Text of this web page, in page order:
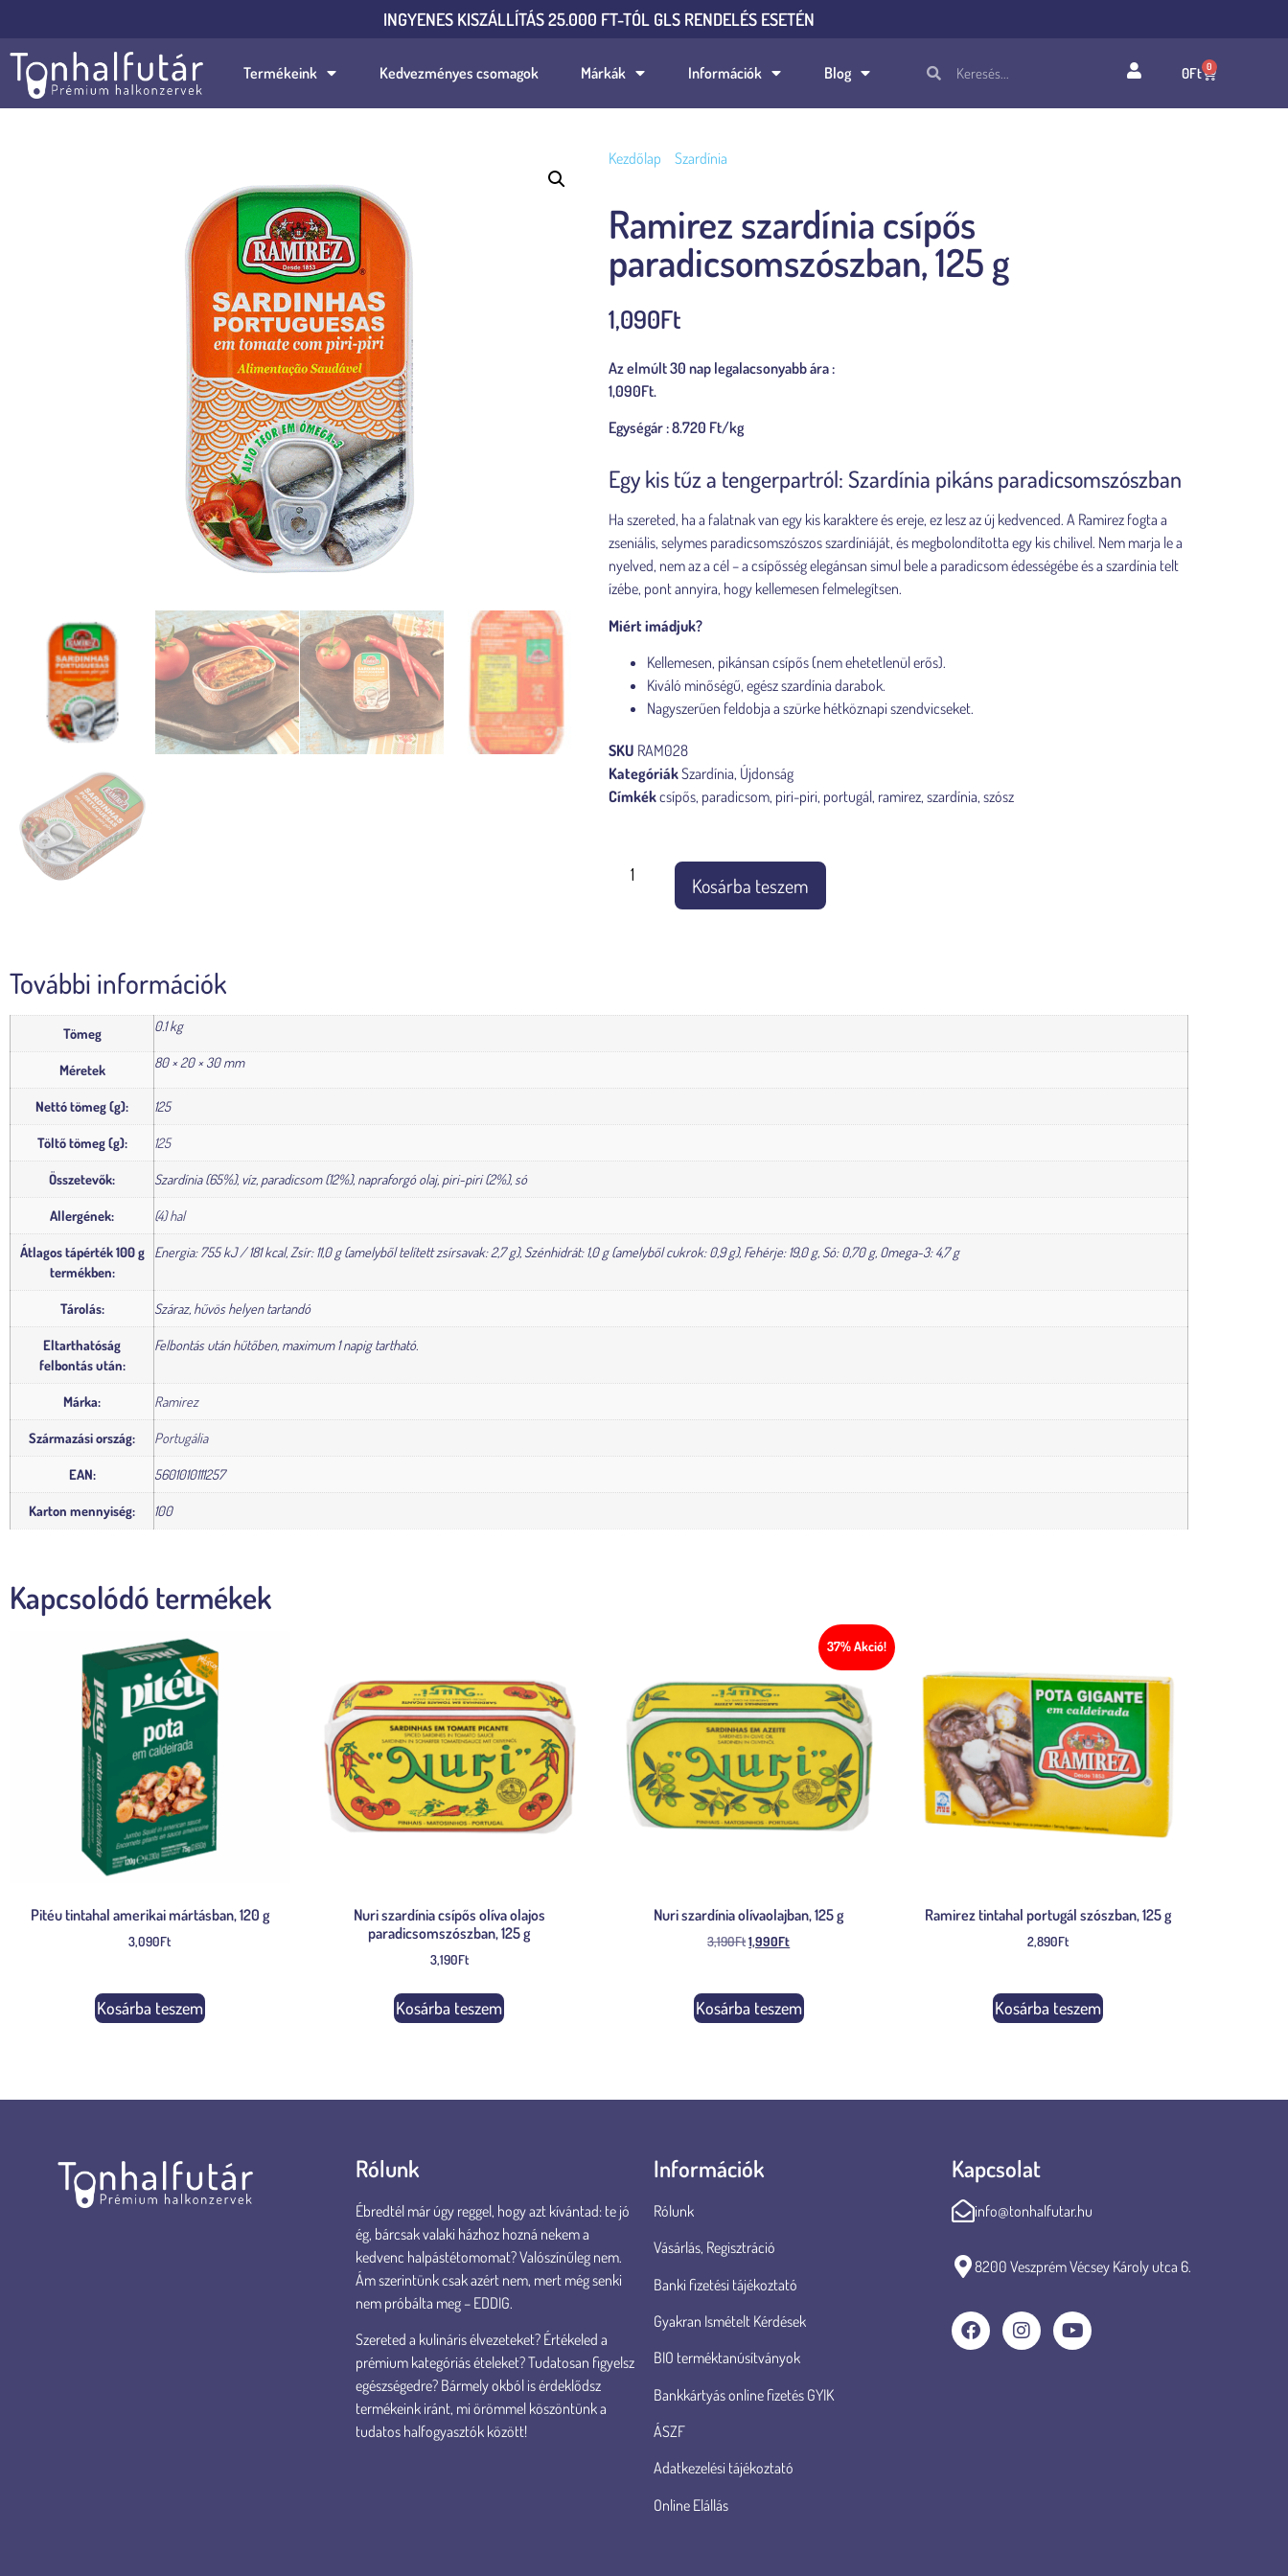
INGYENES KISZÁLLÍTÁS 25.000 FT-TÓL GLS RENDELÉS ESETÉN
Termékeink Kedvezményes csomagok Márkák Információk Blog 0Ft 0
Kezdőlap Szardínia
Ramirez szardínia csípős
paradicsomszószban, 125 g
1,090Ft
Az elmúlt 30 nap legalacsonyabb ára :
1,090Ft.
Egységár : 8.720 Ft/kg
Egy kis tűz a tengerpartról: Szardínia pikáns paradicsomszószban
Ha szereted, ha a falatnak van egy kis karaktere és ereje, ez lesz az új kedvenced. A Ramirez fogta a
zseniális, selymes paradicsomszószos szardíniáját, és megbolondította egy kis chilivel. Nem marja le a
nyelved, nem az a cél – a csípősség elegánsan simul bele a paradicsom édességébe és a szardínia telt
ízébe, pont annyira, hogy kellemesen felmelegítsen.
Miért imádjuk?
Kellemesen, pikánsan csípős (nem ehetetlenül erős).
Kiváló minőségű, egész szardínia darabok.
Nagyszerűen feldobja a szürke hétköznapi szendvicseket.
SKU RAM028
KategóriákSzardínia, Újdonság
Címkékcsípős, paradicsom, piri-piri, portugál, ramirez, szardínia, szósz
Kosárba teszem
További információk
Tömeg 0.1 kg
Méretek 80 × 20 × 30 mm
Nettó tömeg (g): 125
Töltő tömeg (g): 125
Összetevők: Szardínia (65%), víz, paradicsom (12%), napraforgó olaj, piri-piri (2%), só
Allergének: (4) hal
Átlagos tápérték 100 g
termékben:
Energia: 755 kJ / 181 kcal, Zsír: 11,0 g (amelyből telített zsírsavak: 2,7 g), Szénhidrát: 1,0 g (amelyből cukrok: 0,9 g), Fehérje: 19,0 g, Só: 0,70 g, Omega-3: 4,7 g
Tárolás: Száraz, hűvös helyen tartandó
Eltarthatóság
felbontás után:
Felbontás után hűtőben, maximum 1 napig tartható.
Márka: Ramirez
Származási ország: Portugália
EAN: 5601010111257
Karton mennyiség: 100
Kapcsolódó termékek
Pitéu tintahal amerikai mártásban, 120 g
3,090Ft
Kosárba teszem
Nuri szardínia csípős olíva olajos
paradicsomszószban, 125 g
3,190Ft
Kosárba teszem
37% Akció!
Nuri szardínia olívaolajban, 125 g
3,190Ft1,990Ft
Kosárba teszem
Ramirez tintahal portugál szószban, 125 g
2,890Ft
Kosárba teszem
Rólunk
Ébredtél már úgy reggel, hogy azt kívántad: te jó
ég, bárcsak valaki házhoz hozná nekem a
kedvenc halpástétomomat? Valószínűleg nem.
Ám szerintünk csak azért nem, mert még senki
nem próbálta meg – EDDIG.
Szereted a kulináris élvezeteket? Értékeled a
prémium kategóriás ételeket? Tudatosan figyelsz
egészségedre? Bármely okból is érdeklődsz
termékeink iránt, mi örömmel köszöntünk a
tudatos halfogyasztók között!
Információk
Rólunk
Vásárlás, Regisztráció
Banki fizetési tájékoztató
Gyakran Ismételt Kérdések
BIO terméktanúsítványok
Bankkártyás online fizetés GYIK
ÁSZF
Adatkezelési tájékoztató
Online Elállás
Kapcsolat
info@tonhalfutar.hu
8200 Veszprém Vécsey Károly utca 6.